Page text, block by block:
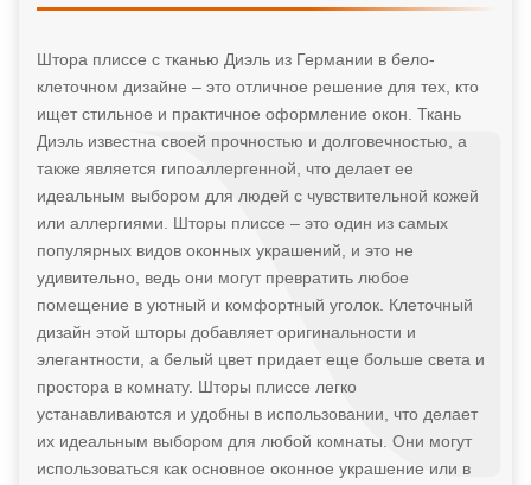
Штора плиссе с тканью Диэль из Германии в бело-
клеточном дизайне – это отличное решение для тех, кто
ищет стильное и практичное оформление окон. Ткань
Диэль известна своей прочностью и долговечностью, а
также является гипоаллергенной, что делает ее
идеальным выбором для людей с чувствительной кожей
или аллергиями. Шторы плиссе – это один из самых
популярных видов оконных украшений, и это не
удивительно, ведь они могут превратить любое
помещение в уютный и комфортный уголок. Клеточный
дизайн этой шторы добавляет оригинальности и
элегантности, а белый цвет придает еще больше света и
простора в комнату. Шторы плиссе легко
устанавливаются и удобны в использовании, что делает
их идеальным выбором для любой комнаты. Они могут
использоваться как основное оконное украшение или в